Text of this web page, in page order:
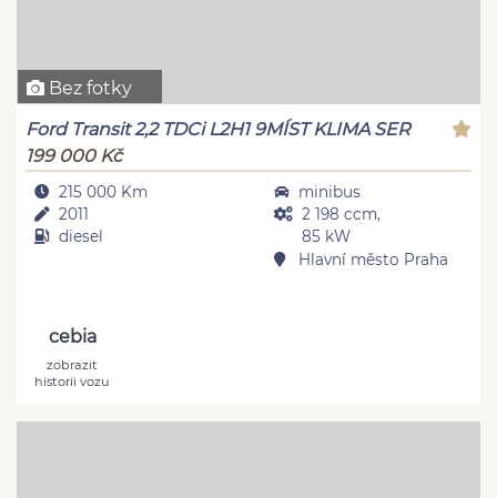
Bez fotky
Ford Transit 2,2 TDCi L2H1 9MÍST KLIMA SER
199 000 Kč
215 000 Km
2011
diesel
minibus
2 198 ccm,
85 kW
Hlavní město Praha
cebia
zobrazit
historii vozu